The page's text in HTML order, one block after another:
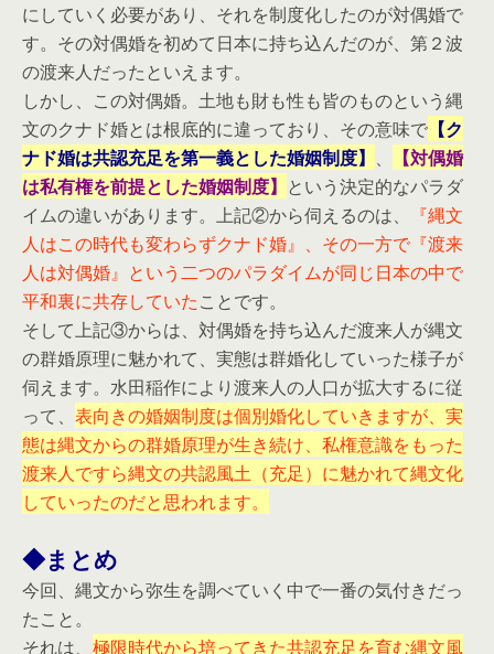
にしていく必要があり、それを制度化したのが対偶婚で
す。その対偶婚を初めて日本に持ち込んだのが、第２波
の渡来人だったといえます。
しかし、この対偶婚。土地も財も性も皆のものという縄
文のクナド婚とは根底的に違っており、その意味で 【ク
ナド婚は共認充足を第一義とした婚姻制度】 、
【対偶婚
は私有権を前提とした婚姻制度】 という決定的なパラダ
イムの違いがあります。上記②から伺えるのは、
『縄文
人はこの時代も変わらずクナド婚』、その一方で『渡来
人は対偶婚』という二つのパラダイムが同じ日本の中で
平和裏に共存していたことです。
そして上記③からは、対偶婚を持ち込んだ渡来人が縄文
の群婚原理に魅かれて、実態は群婚化していった様子が
伺えます。水田稲作により渡来人の人口が拡大するに従
って、 表向きの婚姻制度は個別婚化していきますが、実
態は縄文からの群婚原理が生き続け、私権意識をもった
渡来人ですら縄文の共認風土（充足）に魅かれて縄文化
していったのだと思われます。
◆まとめ
今回、縄文から弥生を調べていく中で一番の気付きだっ
たこと。
それは、 極限時代から培ってきた共認充足を育む縄文風